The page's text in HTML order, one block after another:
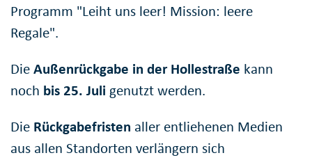
Programm "Leiht uns leer! Mission: leere
Regale".
DieAußenrückgabe in der Hollestraße kann
noch bis 25. Juli genutzt werden.
Die Rückgabefristen aller entliehenen Medien
aus allen Standorten verlängern sich